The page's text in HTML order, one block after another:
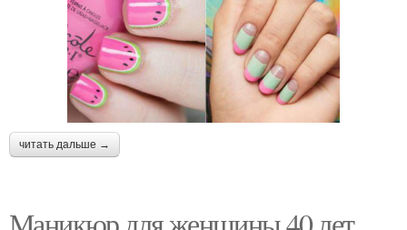
читать дальше →